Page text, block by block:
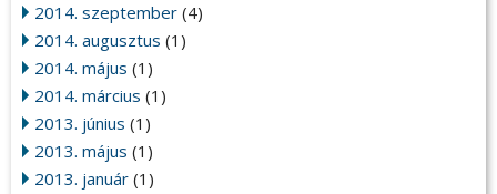
2014. szeptember (4)
2014. augusztus (1)
2014. május (1)
2014. március (1)
2013. június (1)
2013. május (1)
2013. január (1)